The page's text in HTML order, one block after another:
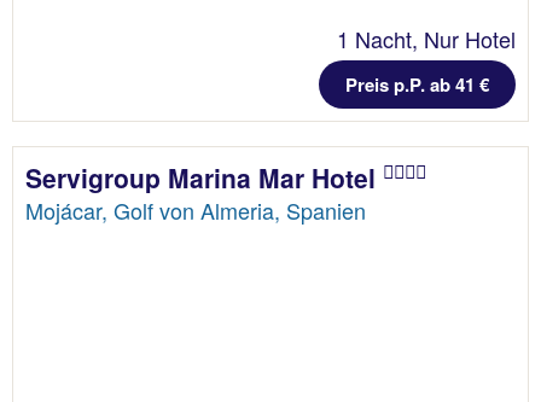
1 Nacht, Nur Hotel
Preis p.P. ab 41 €
Servigroup Marina Mar Hotel
Mojácar, Golf von Almeria, Spanien